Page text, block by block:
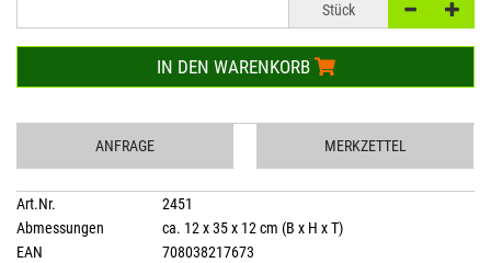
Stück
IN DEN WARENKORB
ANFRAGE MERKZETTEL
Art.Nr.
2451
Abmessungen
ca. 12 x 35 x 12 cm (B x H x T)
EAN
708038217673